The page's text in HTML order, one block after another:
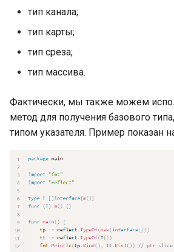
Переменные: присвоение
Короткие формы
Общие операторы
Общие операторы: о
переполнениях
Общие операторы: о
целочисленных делениях и
операциях с остатком
Общие операторы:
подробнее о постоянных
тип канала;
тип карты;
тип среза;
тип массива.
Фактически, мы также можем
метод для получения базового
типом указателя. Пример показан